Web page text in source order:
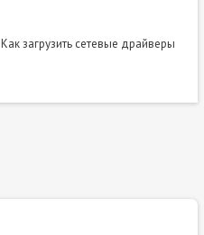
Как загрузить сетевые драйверы